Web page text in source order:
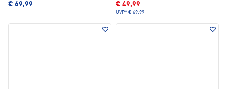
€ 69,99 € 49,99
UVP* € 69,99